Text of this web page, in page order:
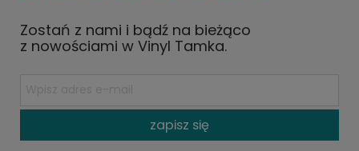
Zostań z nami i bądź na bieżąco
z nowościami w Vinyl Tamka.
zapisz się